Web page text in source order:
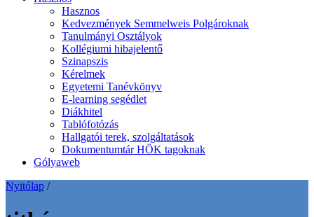
Hasznos
Kedvezmények Semmelweis Polgároknak
Tanulmányi Osztályok
Kollégiumi hibajelentő
Szinapszis
Kérelmek
Egyetemi Tanévkönyv
E-learning segédlet
Diákhitel
Tablófotózás
Hallgatói terek, szolgáltatások
Dokumentumtár HÖK tagoknak
Gólyaweb
Nyitólap /